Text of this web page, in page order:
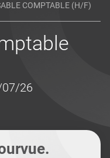
COMPTABLE (H/F)
07/26